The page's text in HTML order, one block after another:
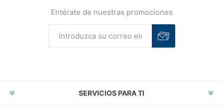
Entérate de nuestras promociones
SERVICIOS PARA TI